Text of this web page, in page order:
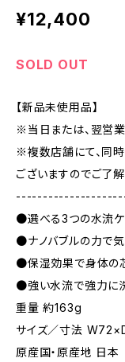
¥12,400
SOLD OUT
【新品未使用品】
※当日または、翌営
※複数店舗にて、同
ございますのでご了解
●選べる3つの水流
●ナノバブルの力で
●保湿効果で身体の
●強い水流で強力に
重量 約163g
サイズ／寸法
原産国・原産地 日本